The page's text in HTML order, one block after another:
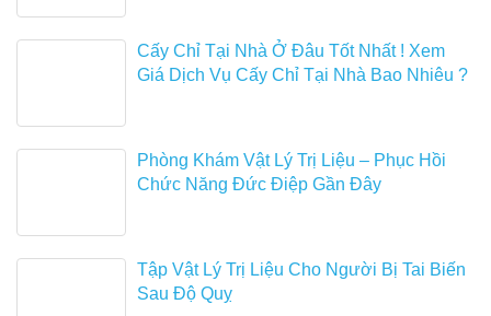
Cấy Chỉ Tại Nhà Ở Đâu Tốt Nhất ! Xem
Giá Dịch Vụ Cấy Chỉ Tại Nhà Bao Nhiêu ?
Phòng Khám Vật Lý Trị Liệu – Phục Hồi
Chức Năng Đức Điệp Gần Đây
Tập Vật Lý Trị Liệu Cho Người Bị Tai Biến
Sau Độ Quỵ